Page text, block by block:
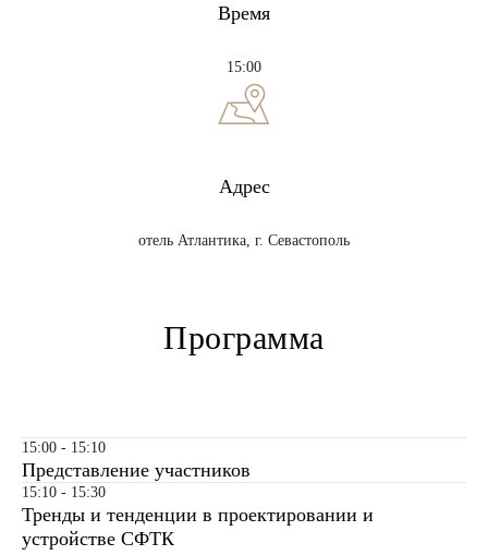
Время
15:00
Адрес
отель Атлантика, г. Севастополь
Программа
15:00 - 15:10
Представление участников
15:10 - 15:30
Тренды и тенденции в проектировании и
устройстве СФТК